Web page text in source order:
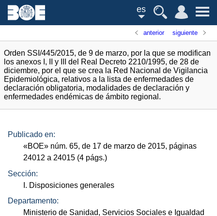
es
anterior siguiente
Orden SSI/445/2015, de 9 de marzo, por la que se modifican
los anexos I, II y III del Real Decreto 2210/1995, de 28 de
diciembre, por el que se crea la Red Nacional de Vigilancia
Epidemiológica, relativos a la lista de enfermedades de
declaración obligatoria, modalidades de declaración y
enfermedades endémicas de ámbito regional.
Publicado en:
«BOE» núm. 65, de 17 de marzo de 2015, páginas
24012 a 24015 (4 págs.)
Sección:
I. Disposiciones generales
Departamento:
Ministerio de Sanidad, Servicios Sociales e Igualdad